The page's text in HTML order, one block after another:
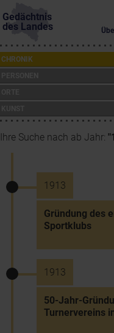
Gedächtnis
des Landes
CHRONIK
Ihre Suche nach ab Jahr:
1913
Gründung des
Sportklubs
1913
50-Jahr-
Turnervereins